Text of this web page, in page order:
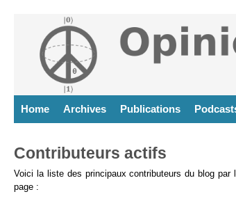
Home Archives Publications
Contributeurs actifs
Voici la liste des principaux contributeurs du blog
page :